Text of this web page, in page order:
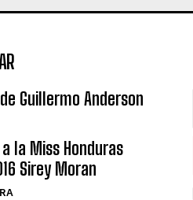
Guillermo Anderson
la Miss Honduras
Sirey Moran